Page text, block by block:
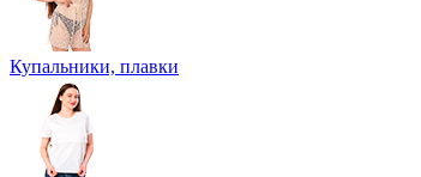
Купальники, плавки